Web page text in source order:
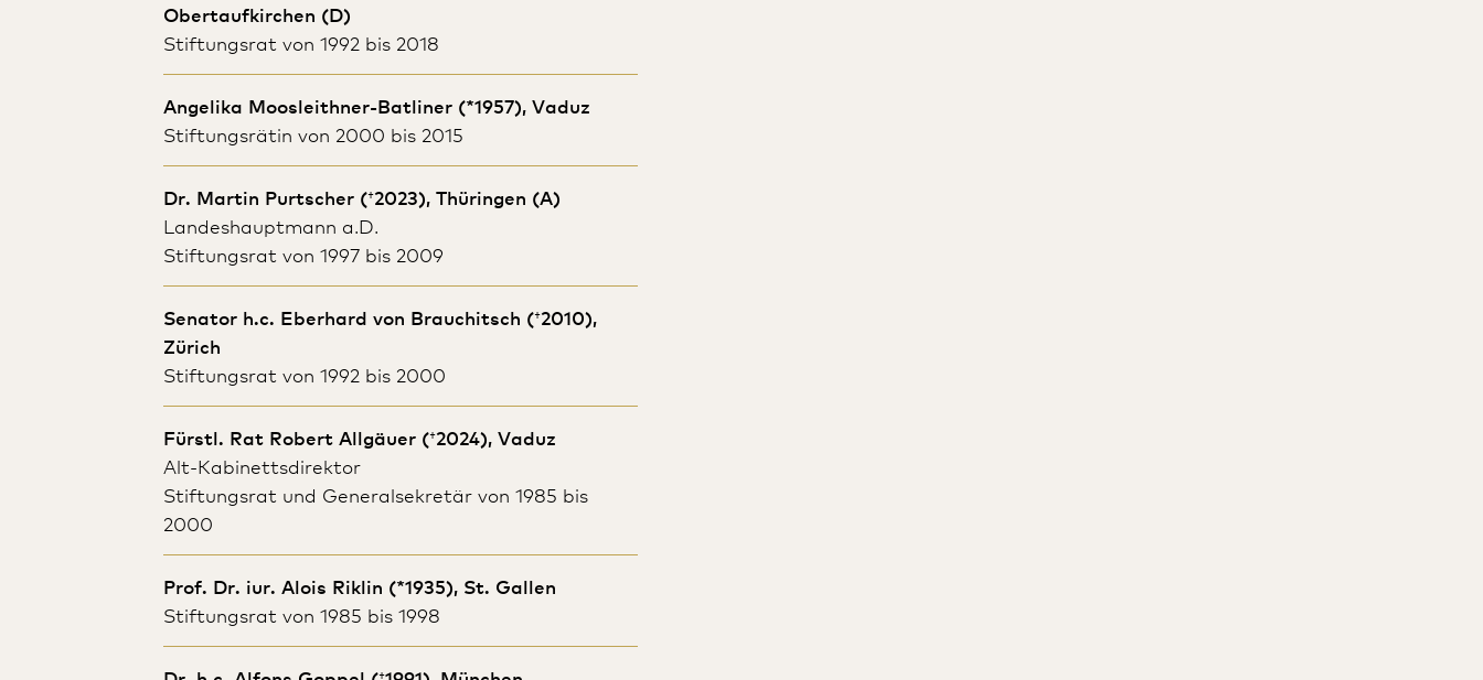
Obertaufkirchen (D)
Stiftungsrat von 1992 bis 2018
Angelika Moosleithner-Batliner (*1957), Vaduz
Stiftungsrätin von 2000 bis 2015
Dr. Martin Purtscher (†2023), Thüringen (A)
Landeshauptmann a.D.
Stiftungsrat von 1997 bis 2009
Senator h.c. Eberhard von Brauchitsch (†2010),
Zürich
Stiftungsrat von 1992 bis 2000
Fürstl. Rat Robert Allgäuer (†2024), Vaduz
Alt-Kabinettsdirektor
Stiftungsrat und Generalsekretär von 1985 bis
2000
Prof. Dr. iur. Alois Riklin (*1935), St. Gallen
Stiftungsrat von 1985 bis 1998